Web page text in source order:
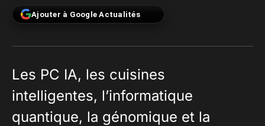
Ajouter à Google Actualités
Les PC IA, les cuisines
intelligentes, l’informatique
quantique, la génomique et la